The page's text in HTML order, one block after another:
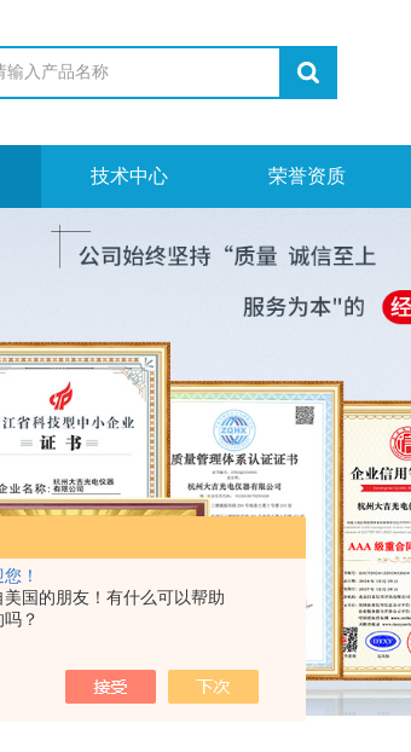
！
美国的朋友！有什么可以帮助
？
技术中心 荣誉资质